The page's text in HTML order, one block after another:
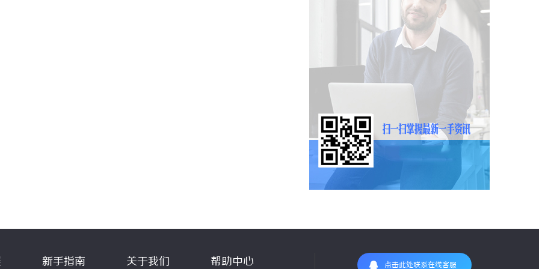
新手指南 关于我们 帮助中心 点击此处联系在线客服